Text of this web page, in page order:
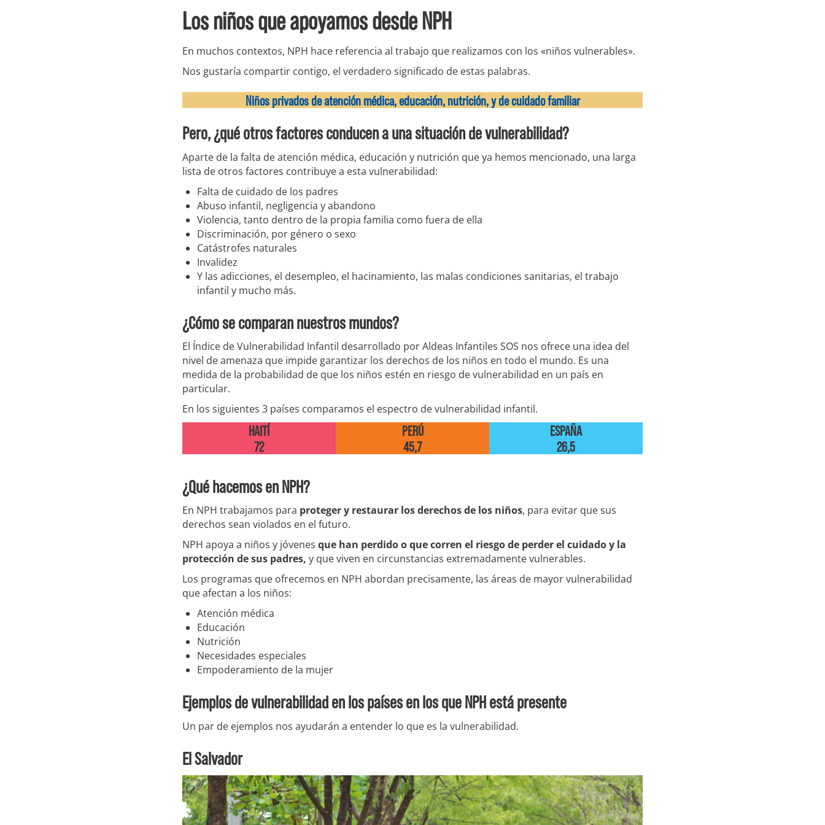
Los niños que apoyamos desde NPH
En muchos contextos, NPH hace referencia al trabajo que realizamos con los «niños vulnerables».
Nos gustaría compartir contigo, el verdadero significado de estas palabras.
Niños privados de atención médica, educación, nutrición, y de cuidado familiar
Pero, ¿qué otros factores conducen a una situación de vulnerabilidad?
Aparte de la falta de atención médica, educación y nutrición que ya hemos mencionado, una larga
lista de otros factores contribuye a esta vulnerabilidad:
Falta de cuidado de los padres
Abuso infantil, negligencia y abandono
Violencia, tanto dentro de la propia familia como fuera de ella
Discriminación, por género o sexo
Catástrofes naturales
Invalidez
Y las adicciones, el desempleo, el hacinamiento, las malas condiciones sanitarias, el trabajo
infantil y mucho más.
¿Cómo se comparan nuestros mundos?
El Índice de Vulnerabilidad Infantil desarrollado por Aldeas Infantiles SOS nos ofrece una idea del
nivel de amenaza que impide garantizar los derechos de los niños en todo el mundo. Es una
medida de la probabilidad de que los niños estén en riesgo de vulnerabilidad en un país en
particular.
En los siguientes 3 países comparamos el espectro de vulnerabilidad infantil.
HAITÍ
72
PERÚ
45,7
ESPAÑA
26,5
¿Qué hacemos en NPH?
En NPH trabajamos para proteger y restaurar los derechos de los niños, para evitar que sus
derechos sean violados en el futuro.
NPH apoya a niños y jóvenes que han perdido o que corren el riesgo de perder el cuidado y la
protección de sus padres, y que viven en circunstancias extremadamente vulnerables.
Los programas que ofrecemos en NPH abordan precisamente, las áreas de mayor vulnerabilidad
que afectan a los niños:
Atención médica
Educación
Nutrición
Necesidades especiales
Empoderamiento de la mujer
Ejemplos de vulnerabilidad en los países en los que NPH está presente
Un par de ejemplos nos ayudarán a entender lo que es la vulnerabilidad.
El Salvador